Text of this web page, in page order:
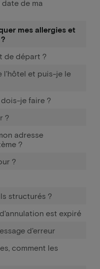
de ma
mes allergies et
de départ ?
l'hôtel et puis-je le
dois-je faire ?
?
adresse
?
?
structurés ?
est expiré
d'erreur
comment les